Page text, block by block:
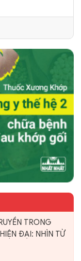
TRONG
ĐẠI: NHÌN TỪ